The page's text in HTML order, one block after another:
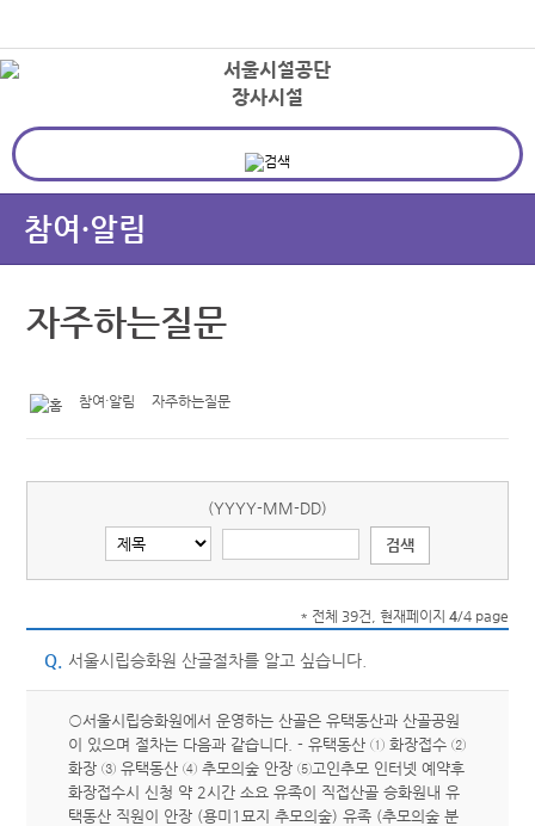
장사시설
참여·알림
자주하는질문
참여·알림 자주하는질문
(YYYY-MM-DD)
* 전체 39건, 현재페이지 4/4 page
Q. 서울시립승화원 산골절차를 알고 싶습니다.
○서울시립승화원에서 운영하는 산골은 유택동산과 산골공원
이 있으며 절차는 다음과 같습니다. - 유택동산 ① 화장접수 ②
화장 ③ 유택동산 ④ 추모의숲 안장 ⑤고인추모 인터넷 예약후
화장접수시 신청 약 2시간 소요 유족이 직접산골 승화원내 유
택동산 직원이 안장 (용미1묘지 추모의숲) 유족 (추모의숲 분